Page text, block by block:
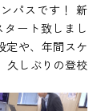
パスです！ 新
タート致しまし
定や、年間スケ
久しぶりの登校